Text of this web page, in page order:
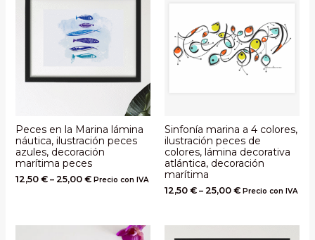
Peces en la Marina lámina
náutica, ilustración peces
azules, decoración
marítima peces
12,50 €– 25,00 € Precio con IVA
Sinfonía marina a 4 colores,
ilustración peces de
colores, lámina decorativa
atlántica, decoración
marítima
12,50 € – 25,00 € Precio con IVA